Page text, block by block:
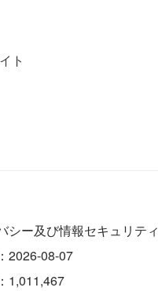
ト
シー及び情報セキュリテ
2026-08-07
1,011,467